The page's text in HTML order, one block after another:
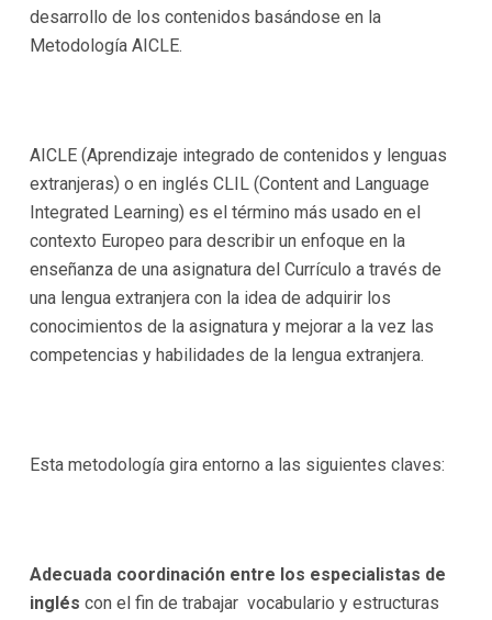
desarrollo de los contenidos basándose en la
Metodología AICLE.
AICLE (Aprendizaje integrado de contenidos y lenguas
extranjeras) o en inglés CLIL (Content and Language
Integrated Learning) es el término más usado en el
contexto Europeo para describir un enfoque en la
enseñanza de una asignatura del Currículo a través de
una lengua extranjera con la idea de adquirir los
conocimientos de la asignatura y mejorar a la vez las
competencias y habilidades de la lengua extranjera.
Esta metodología gira entorno a las siguientes claves:
Adecuada coordinación entre los especialistas de
inglés con el fin de trabajar vocabulario y estructuras